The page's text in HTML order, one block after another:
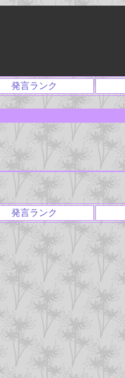
発言ランク
発言ランク